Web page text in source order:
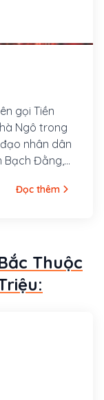
gọi Tiền
Ngô trong
nhân dân
Đằng,
Hà Nội), cha
Đọc thêm
Thuộc